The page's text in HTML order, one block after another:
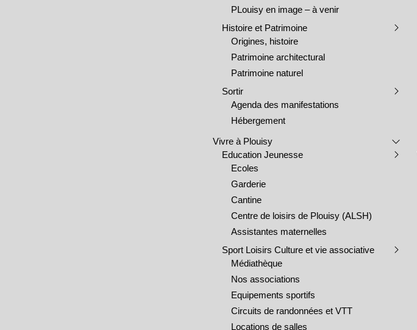
PLouisy en image – à venir
Histoire et Patrimoine
Origines, histoire
Patrimoine architectural
Patrimoine naturel
Sortir
Agenda des manifestations
Hébergement
Vivre à Plouisy
Education Jeunesse
Ecoles
Garderie
Cantine
Centre de loisirs de Plouisy (ALSH)
Assistantes maternelles
Sport Loisirs Culture et vie associative
Médiathèque
Nos associations
Equipements sportifs
Circuits de randonnées et VTT
Locations de salles